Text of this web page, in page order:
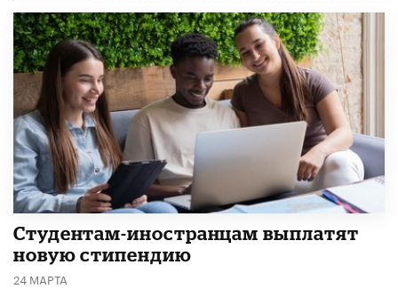
Студентам-иностранцам выплатят
новую стипендию
24 МАРТА